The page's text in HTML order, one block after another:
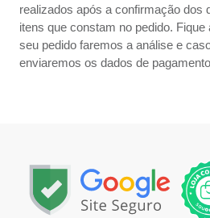
realizados após a confirmação dos
itens que constam no pedido.
seu pedido faremos a análise e
enviaremos os dados de